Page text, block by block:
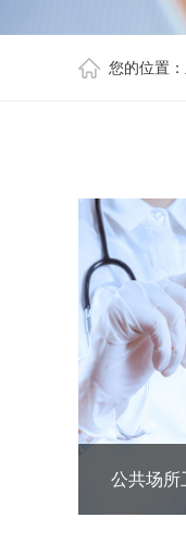
您的位置：
公共场所